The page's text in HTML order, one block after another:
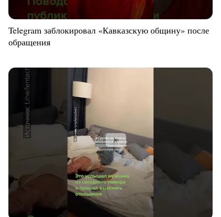
Telegram заблокировал «Кавказскую общину» после
обращения